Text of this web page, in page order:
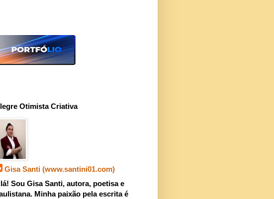
Otimista Criativa
Gisa Santi (www.santini01.com)
Sou Gisa Santi, autora, poetisa e
Minha paixão pela escrita é